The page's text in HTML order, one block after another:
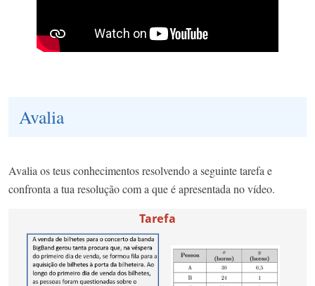
Avalia
Avalia os teus conhecimentos resolvendo a seguinte tarefa e
confronta a tua resolução com a que é apresentada no vídeo.